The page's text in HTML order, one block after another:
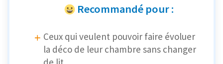
Recommandé pour :
Ceux qui veulent pouvoir faire évoluer
la déco de leur chambre sans changer